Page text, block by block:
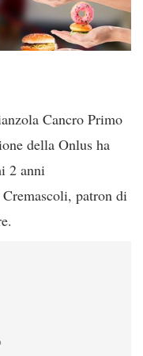
Cancro Primo
della Onlus ha
2 anni
patron di